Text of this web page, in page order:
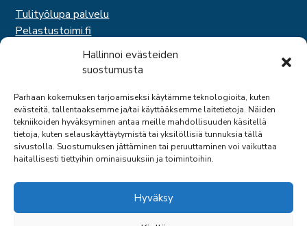
Hallinnoi evästeiden
suostumusta
Parhaan kokemuksen tarjoamiseksi käytämme teknologioita, kuten
evästeitä, tallentaaksemme ja/tai käyttääksemme laitetietoja. Näiden
tekniikoiden hyväksyminen antaa meille mahdollisuuden käsitellä
tietoja, kuten selauskäyttäytymistä tai yksilöllisiä tunnuksia tällä
sivustolla. Suostumuksen jättäminen tai peruuttaminen voi vaikuttaa
haitallisesti tiettyihin ominaisuuksiin ja toimintoihin.
Hyväksy
Tulityölupa palvelu
Pelastustoimi.fi
Hätäkeskuslaitos
Palosuojelurahasto
Suomen Pelastusalan Keskusjärjestö
SPEK
Federation of EUropean Fire Officers